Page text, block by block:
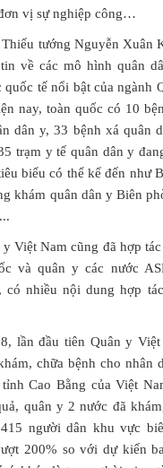
vị sự nghiệp công…
tướng Nguyễn Xuân
về các mô hình quân
tế nổi bật của ngành
nay, toàn quốc có 10
dân y, 33 bệnh xá quân
trạm y tế quân dân y
biểu có thể kể đến như
khám quân dân y Biên
Việt Nam cũng đã hợp
và quân y các nước
có nhiều nội dung hợp
lần đầu tiên Quân y
chữa bệnh cho nhân
Cao Bằng của Việt
quân y 2 nước đã
người dân khu vực
200% so với dự kiến